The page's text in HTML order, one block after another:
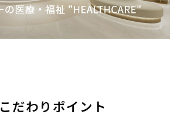
こだわりポイント